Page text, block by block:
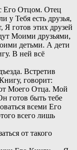
Его Отцом. Отец
у Тебя есть друзья,
готов этих друзей
Моими друзьями,
детьми. А дети
В ней всё
Встретив
говорит:
Моего Отца. Мой
готов быть тебе
всеми Его
всего лишь
от такого